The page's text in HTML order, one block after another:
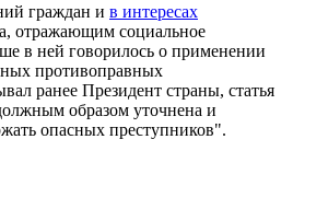
граждан и в интересах
отражающим социальное
в ней говорилось о применении
противоправных
ранее Президент страны, статья
образом уточнена и
опасных преступников".